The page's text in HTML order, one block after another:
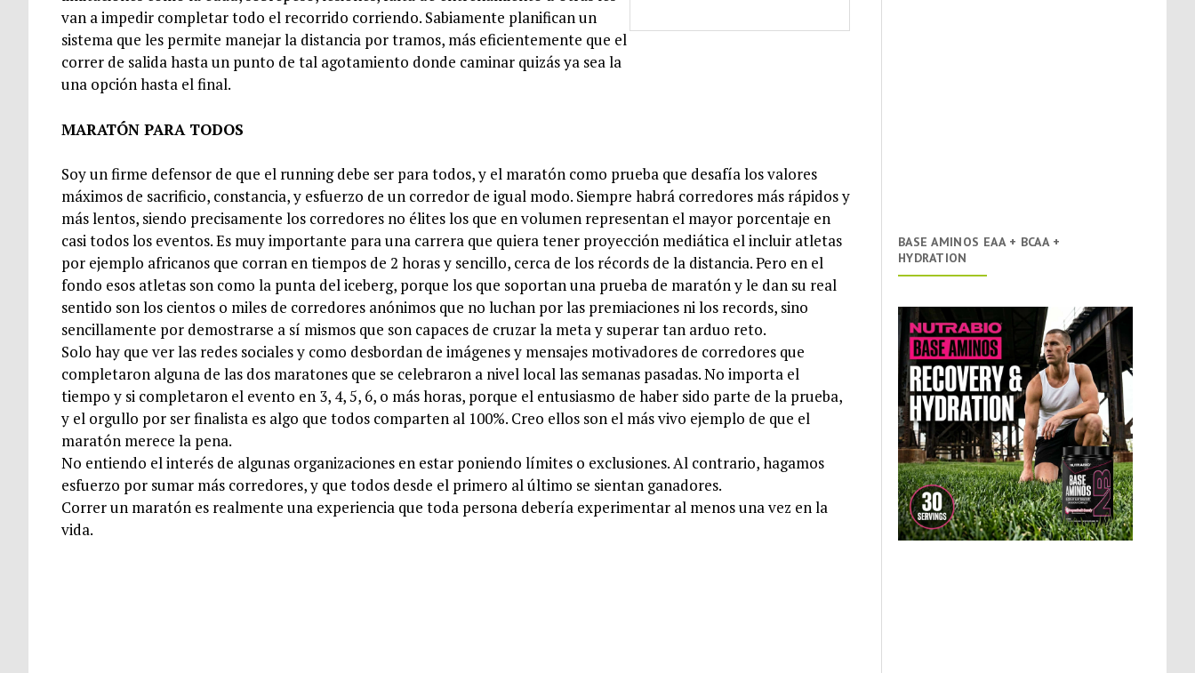
van a impedir completar todo el recorrido corriendo. Sabiamente planifican un
sistema que les permite manejar la distancia por tramos, más eficientemente que el
correr de salida hasta un punto de tal agotamiento donde caminar quizás ya sea la
una opción hasta el final.
MARATÓN PARA TODOS
Soy un firme defensor de que el running debe ser para todos, y el maratón como prueba que desafía los valores
máximos de sacrificio, constancia, y esfuerzo de un corredor de igual modo. Siempre habrá corredores más rápidos y
más lentos, siendo precisamente los corredores no élites los que en volumen representan el mayor porcentaje en
casi todos los eventos. Es muy importante para una carrera que quiera tener proyección mediática el incluir atletas
por ejemplo africanos que corran en tiempos de 2 horas y sencillo, cerca de los récords de la distancia. Pero en el
fondo esos atletas son como la punta del iceberg, porque los que soportan una prueba de maratón y le dan su real
sentido son los cientos o miles de corredores anónimos que no luchan por las premiaciones ni los records, sino
sencillamente por demostrarse a sí mismos que son capaces de cruzar la meta y superar tan arduo reto.
Solo hay que ver las redes sociales y como desbordan de imágenes y mensajes motivadores de corredores que
completaron alguna de las dos maratones que se celebraron a nivel local las semanas pasadas. No importa el
tiempo y si completaron el evento en 3, 4, 5, 6, o más horas, porque el entusiasmo de haber sido parte de la prueba,
y el orgullo por ser finalista es algo que todos comparten al 100%. Creo ellos son el más vivo ejemplo de que el
maratón merece la pena.
No entiendo el interés de algunas organizaciones en estar poniendo límites o exclusiones. Al contrario, hagamos
esfuerzo por sumar más corredores, y que todos desde el primero al último se sientan ganadores.
Correr un maratón es realmente una experiencia que toda persona debería experimentar al menos una vez en la
vida.
BASE AMINOS EAA + BCAA +
HYDRATION